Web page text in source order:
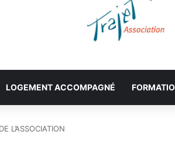
LOGEMENT ACCOMPAGNÉ
L’ASSOCIATION